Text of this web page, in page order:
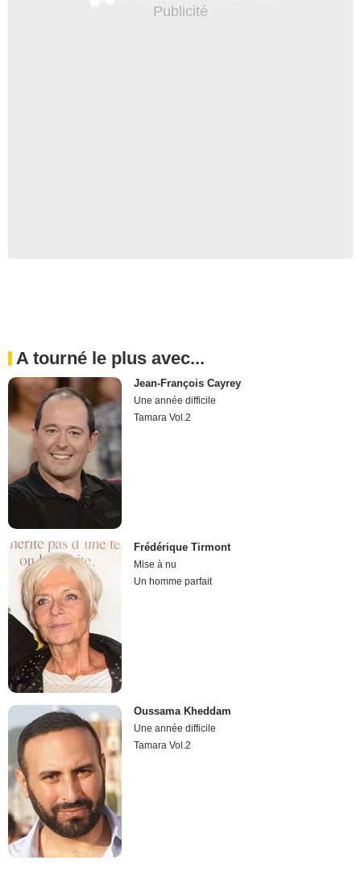
A tourné le plus avec...
Jean-François Cayrey
Une année difficile
Tamara Vol.2
Frédérique Tirmont
Mise à nu
Un homme parfait
Oussama Kheddam
Une année difficile
Tamara Vol.2